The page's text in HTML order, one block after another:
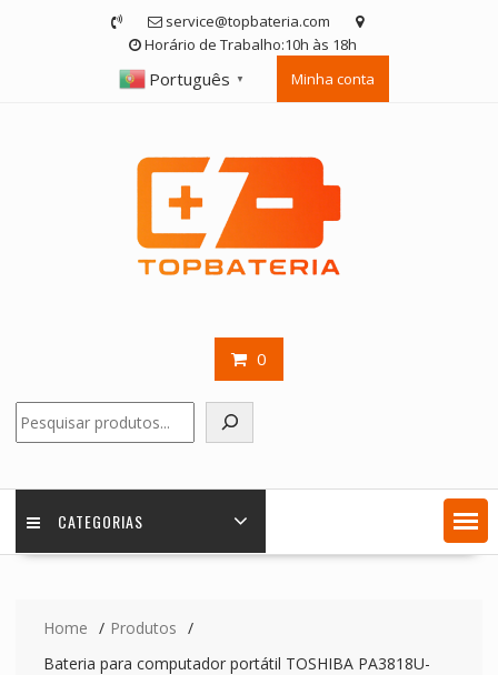
service@topbateria.com
Horário de Trabalho:10h às 18h
Português ▼ Minha conta
0
CATEGORIAS
Home
Produtos
Bateria para computador portátil TOSHIBA PA3818U-